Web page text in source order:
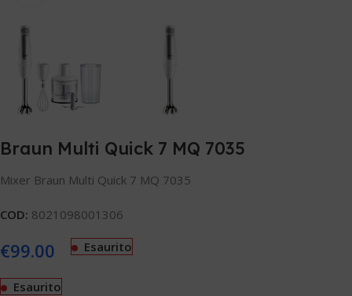
Braun Multi Quick 7 MQ 7035
Mixer Braun Multi Quick 7 MQ 7035
COD: 8021098001306
€99.00 Esaurito
Esaurito